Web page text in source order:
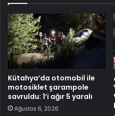
Kütahya’da otomobil ile
motosiklet şarampole
savruldu: 1’i ağır 5 yaralı
Ağustos 6, 2026